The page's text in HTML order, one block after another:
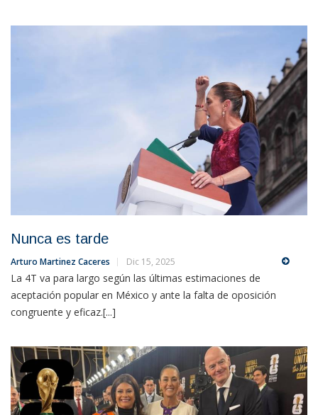
Nunca es tarde
Arturo Martinez Caceres Dic 15, 2025
La 4T va para largo según las últimas estimaciones de
aceptación popular en México y ante la falta de oposición
congruente y eficaz.[...]